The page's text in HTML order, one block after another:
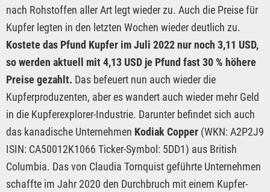
nach Rohstoffen aller Art legt wieder zu. Auch die Preise für
Kupfer legten in den letzten Wochen wieder deutlich zu.
Kostete das Pfund Kupfer im Juli 2022 nur noch 3,11 USD,
so werden aktuell mit 4,13 USD je Pfund fast 30 % höhere
Preise gezahlt. Das befeuert nun auch wieder die
Kupferproduzenten, aber es wandert auch wieder mehr Geld
in die Kupferexplorer-Industrie. Darunter befindet sich auch
das kanadische Unternehmen Kodiak Copper (WKN: A2P2J9
ISIN: CA50012K1066 Ticker-Symbol: 5DD1) aus British
Columbia. Das von Claudia Tornquist geführte Unternehmen
schaffte im Jahr 2020 den Durchbruch mit einem Kupfer-